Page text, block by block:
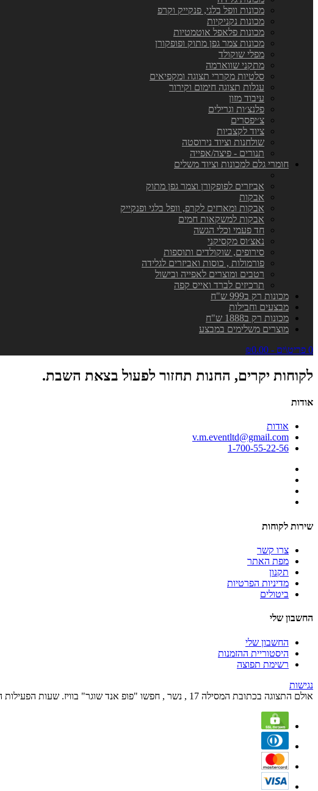
מכונות וופל בלגי, פנקייק וקרפ
מכונות נקניקיות
מכונות פלאפל אוטמטיות
מכונות צמר גפן מתוק ופופקורן
מפלי שוקולד
מתקני שווארמה
סלטיות מקררי תצוגה ומקפיאים
עגלות תצוגה חימום וקירור
עיבוד מזון
פלנצ׳ות וגרילים
צ׳יפסרים
ציוד לקצביות
שולחנות וציוד נירוסטה
תנורים - פיצה/אפייה
חומרי גלם למכונות וציוד משלים
אביזרים לפופקורן וצמר גפן מתוק
אבקות
אבקות ומארזים לקרפ, וופל בלגי ופנקייק
אבקות למשקאות חמים
חד פעמי וכלי הגשה
נאצ׳וס מקסיקני
סירופים, שוקולדים ותוספות
פורמולות , כוסות ואביזרים לגלידה
רטבים ומוצרים לאפייה ובישול
תרכיזים לברד ואייס קפה
מכונות רק ב999 ש"ח
מבצעים וחבילות
מכונות רק ב1888 ש"ח
מוצרים משלימים במבצע
0 פריט\ים - ₪0.00
לקוחות יקרים, החנות תחזור לפעול בצאת השבת.
אודות
אודות
v.m.eventltd@gmail.com
1-700-55-22-56
שירות לקוחות
צרו קשר
מפת האתר
תקנון
מדיניות הפרטיות
ביטולים
החשבון שלי
החשבון שלי
היסטוריית ההזמנות
רשימת תפוצה
נגישות
אולם התצוגה בכתובת המסילה 17 , נשר , חפשו "פופ אנד שוגר" בוויז. שעות הפעילות הם בימים א' עד ה' מהשעה 09:00 עד השעה 17:00 ובימי שישי מהשעה 09:00 עד 12:00.